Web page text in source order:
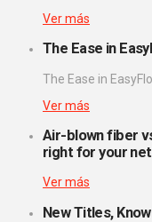
Ver más
The Ease in
The Ease in
Ver más
Air-blown fiber
right for your
Ver más
New Titles,